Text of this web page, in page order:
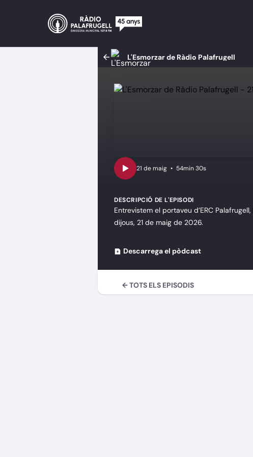
L'Esmorzar de Ràdio Palafrugell
• 54min 30s
DESCRIPCIÓ DE L'EPISODI
Entrevistem el portaveu d’ERC
dijous, 21 de maig de 2026.
Descarrega el pòdcast
← TOTS ELS EPISODIS